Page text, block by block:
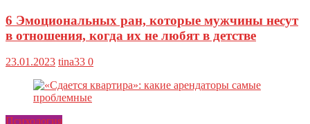
6 Эмоциональных ран, которые мужчины несут
в отношения, когда их не любят в детстве
23.01.2023 tina33 0
Психология